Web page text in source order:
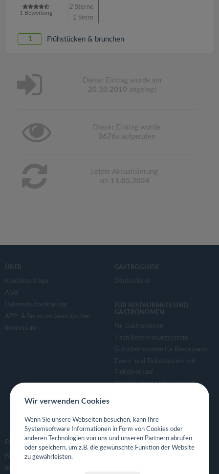
1 Bewertung
2 Sterne
1 Stern
1 Frühstücken & brunchen
Dieser Eintrag wurde am
20.10.2010 angelegt
Dieser Eintrag wurde
3676x aufgerufen
Letzte Aktualisierung
am 11.05.2024
ÜBER
Kontaktanfrage
AGB
Datenschutzerklärung
APP- & Benutzerdaten löschen
Impressum
GASTROGUIDE
Deutschland
FÜR RESTAURANTS UND
GASTRONOMEN
Für Gastronomen
Tisch Reservierungsystem
Gutscheinsystem für Restaurants
Event- und Ticketsystem mit
Ticketverkauf
Bestellsystem Lieferung und
Eigene App für Restaurant
FOLGE UNS
Facebook
Instagram
Wir verwenden Cookies
Wenn Sie unsere Webseiten besuchen, kann Ihre
Systemsoftware Informationen in Form von Cookies oder
anderen Technologien von uns und unseren Partnern abrufen
oder speichern, um z.B. die gewünschte Funktion der Website
zu gewährleisten.